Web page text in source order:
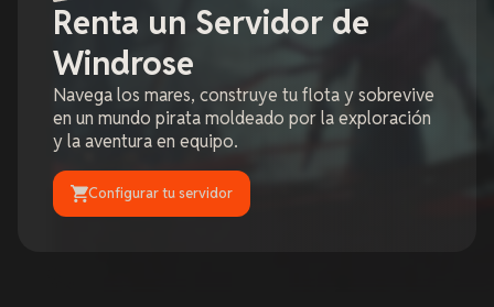
Renta un Servidor de
Windrose
Navega los mares, construye tu flota y sobrevive
en un mundo pirata moldeado por la exploración
y la aventura en equipo.
Configurar tu servidor